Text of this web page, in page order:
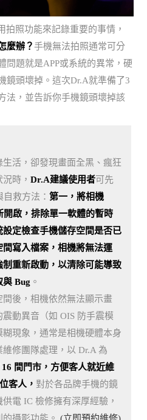
拍照功能來記錄重要的事情，
麼辦？手機無法拍照通常可分
問題就是APP或系統的異常，硬
鏡頭壞掉。這次Dr.A就準備了3
法，並告訴你手機鏡頭壞掉該
活，卻發現畫面全黑、瘋狂
況時，Dr.A建議使用者可先
自救方法：第一，將相機
開啟，排除單一軟體的暫時
定檢查手機儲存空間是否已
寫入檔案，相機將無法運
重新啟動，以清除可能導致
與 Bug 。
後，相機依然無法顯示畫
動異音（如 OIS 防手震模
現象，通常是相機硬體本身
修團隊處理，以 Dr.A 為
間門市，方便客人就近維
客人，對於各品牌手機的鏡
電 IC 檢修擁有深厚經驗，